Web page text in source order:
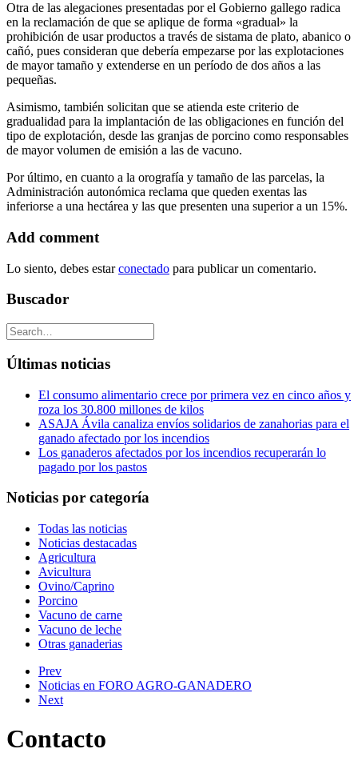
Otra de las alegaciones presentadas por el Gobierno gallego radica
en la reclamación de que se aplique de forma «gradual» la
prohibición de usar productos a través de sistama de plato, abanico o
cañó, pues consideran que debería empezarse por las explotaciones
de mayor tamaño y extenderse en un período de dos años a las
pequeñas.
Asimismo, también solicitan que se atienda este criterio de
gradualidad para la implantación de las obligaciones en función del
tipo de explotación, desde las granjas de porcino como responsables
de mayor volumen de emisión a las de vacuno.
Por último, en cuanto a la orografía y tamaño de las parcelas, la
Administración autonómica reclama que queden exentas las
inferiorse a una hectárea y las que presenten una superior a un 15%.
Add comment
Lo siento, debes estarconectado para publicar un comentario.
Buscador
Últimas noticias
El consumo alimentario crece por primera vez en cinco años y
roza los 30.800 millones de kilos
ASAJA Ávila canaliza envíos solidarios de zanahorias para el
ganado afectado por los incendios
Los ganaderos afectados por los incendios recuperarán lo
pagado por los pastos
Noticias por categoría
Todas las noticias
Noticias destacadas
Agricultura
Avicultura
Ovino/Caprino
Porcino
Vacuno de carne
Vacuno de leche
Otras ganaderias
Prev
Noticias en FORO AGRO-GANADERO
Next
Contacto